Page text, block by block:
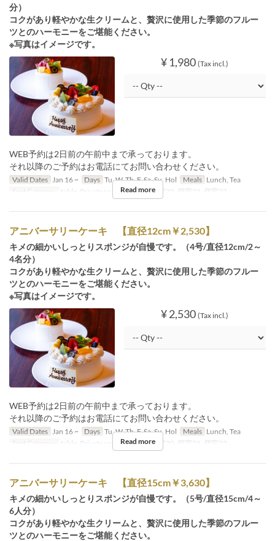
分）
コクがあり軽やかな生クリームと、贅沢に使用した季節のフルー
ツとのハーモニーをご堪能ください。
※写真はイメージです。
¥ 1,980 (Tax incl.)
WEB予約は2日前の午前中まで承っております。
それ以降のご予約はお電話にてお問い合わせください。
Valid Dates Jan 16 ~ Days Tu, W, Th, F, Sa, Su, Hol Meals Lunch, Tea
Seat Category
table, Private room, 個室19, 個室20, 個室21, 個室22
Read more
アニバーサリーケーキ 【直径12cm￥2,530】
キメの細かいしっとりスポンジが自慢です。（4号/直径12cm/2～
4名分）
コクがあり軽やかな生クリームと、贅沢に使用した季節のフルー
ツとのハーモニーをご堪能ください。
※写真はイメージです。
¥ 2,530 (Tax incl.)
WEB予約は2日前の午前中まで承っております。
それ以降のご予約はお電話にてお問い合わせください。
Valid Dates Jan 16 ~ Days Tu, W, Th, F, Sa, Su, Hol Meals Lunch, Tea
Seat Category
table, Private room, 個室19, 個室20, 個室21, 個室22
Read more
アニバーサリーケーキ 【直径15cm￥3,630】
キメの細かいしっとりスポンジが自慢です。（5号/直径15cm/4～
6人分）
コクがあり軽やかな生クリームと、贅沢に使用した季節のフルー
ツとのハーモニーをご堪能ください。